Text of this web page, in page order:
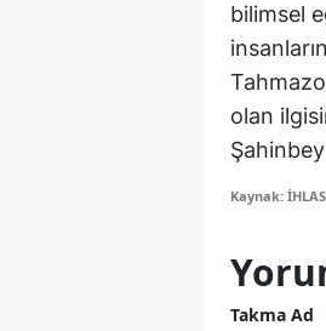
bilimsel
olan
Kaynak:
Takma Ad